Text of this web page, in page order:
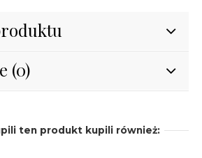
(0)
ten produkt kupili również: